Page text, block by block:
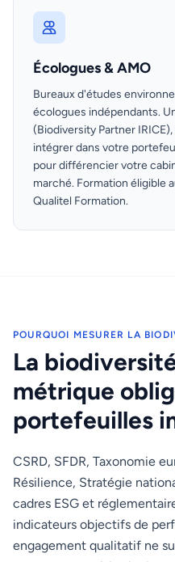
Écologues & AMO
Bureaux d'études
écologues indépendants.
(Biodiversity Partner
intégrer dans votre
pour différencier votre
marché. Formation éligible
Qualitel Formation.
POURQUOI MESURER LA
La
métrique
portefeuilles
CSRD, SFDR, Taxonomie
Résilience, Stratégie
cadres ESG et
indicateurs objectifs de
engagement qualitatif ne